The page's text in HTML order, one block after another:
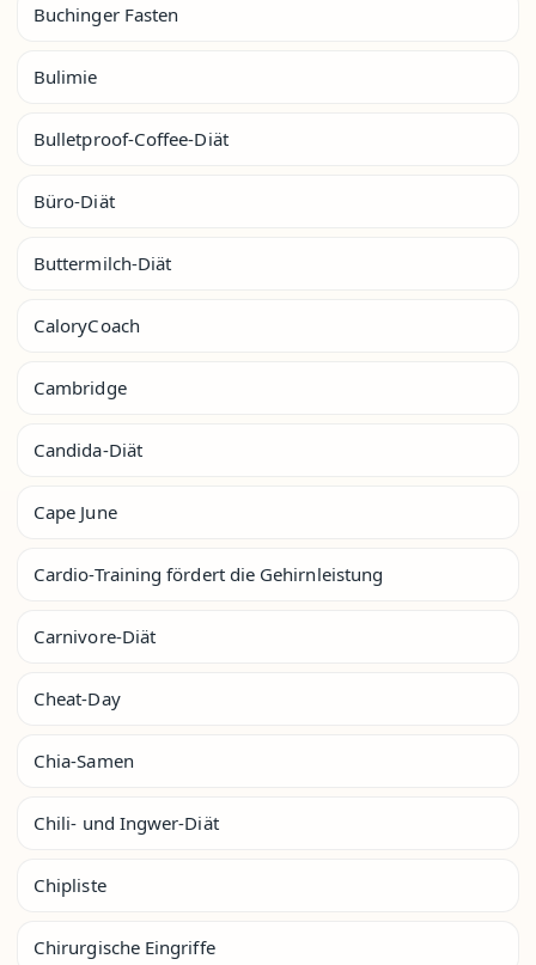
Buchinger Fasten
Bulimie
Bulletproof-Coffee-Diät
Büro-Diät
Buttermilch-Diät
CaloryCoach
Cambridge
Candida-Diät
Cape June
Cardio-Training fördert die Gehirnleistung
Carnivore-Diät
Cheat-Day
Chia-Samen
Chili- und Ingwer-Diät
Chipliste
Chirurgische Eingriffe